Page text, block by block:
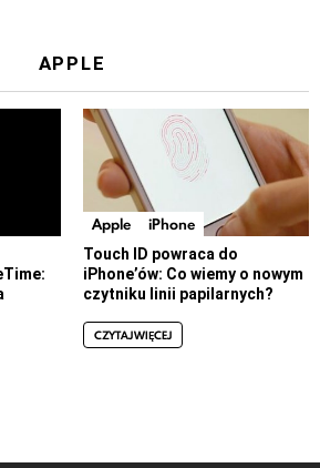
APPLE
Apple iPhone
Touch ID powraca do
iPhone’ów: Co wiemy o nowym
czytniku linii papilarnych?
CZYTAJ WIĘCEJ